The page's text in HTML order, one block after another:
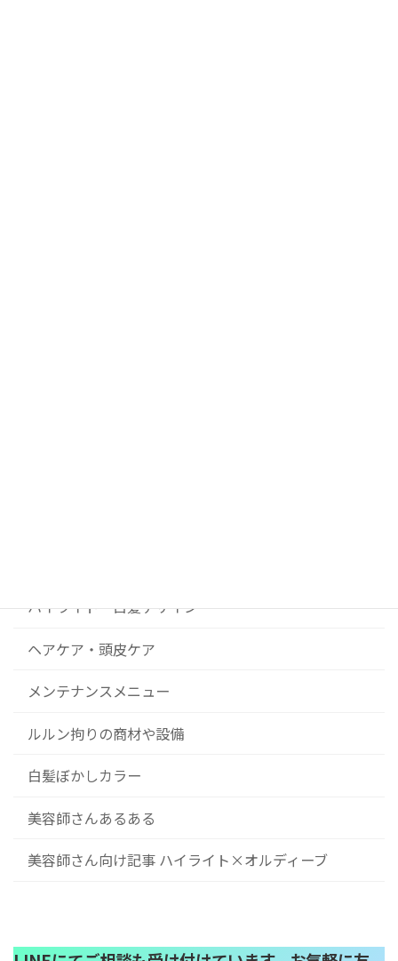
ハイライト・白髪デザイン
ヘアケア・頭皮ケア
メンテナンスメニュー
ルルン拘りの商材や設備
白髪ぼかしカラー
美容師さんあるある
美容師さん向け記事 ハイライト×オルディーブ